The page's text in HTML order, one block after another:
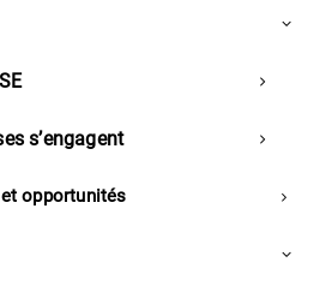
s’engagent
et opportunités
nouvelles offres pour
la construction bois
déchets et de l'économie